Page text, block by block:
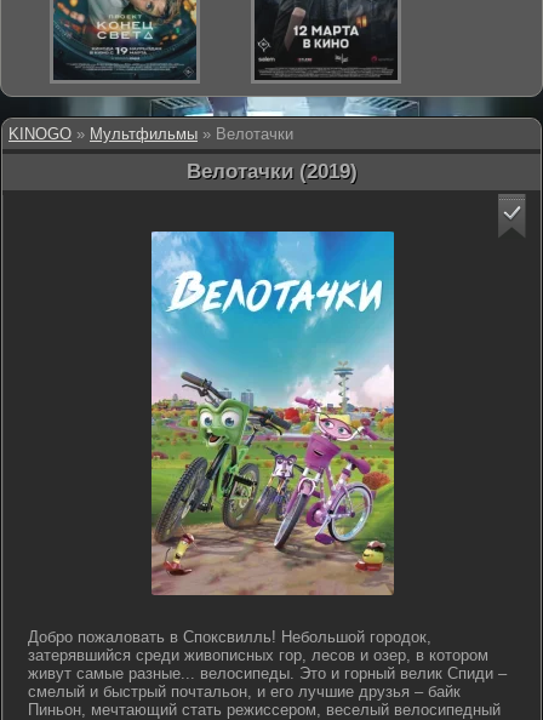
KINOGO » Мультфильмы » Велотачки
Велотачки (2019)
Добро пожаловать в Споксвилль! Небольшой городок,
затерявшийся среди живописных гор, лесов и озер, в котором
живут самые разные... велосипеды. Это и горный велик Спиди –
смелый и быстрый почтальон, и его лучшие друзья – байк
Пиньон, мечтающий стать режиссером, веселый велосипедный